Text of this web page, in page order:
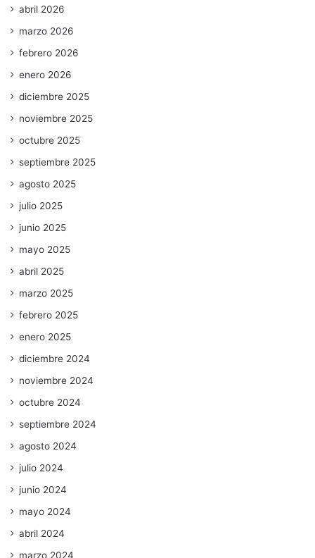
abril 2026
marzo 2026
febrero 2026
enero 2026
diciembre 2025
noviembre 2025
octubre 2025
septiembre 2025
agosto 2025
julio 2025
junio 2025
mayo 2025
abril 2025
marzo 2025
febrero 2025
enero 2025
diciembre 2024
noviembre 2024
octubre 2024
septiembre 2024
agosto 2024
julio 2024
junio 2024
mayo 2024
abril 2024
marzo 2024